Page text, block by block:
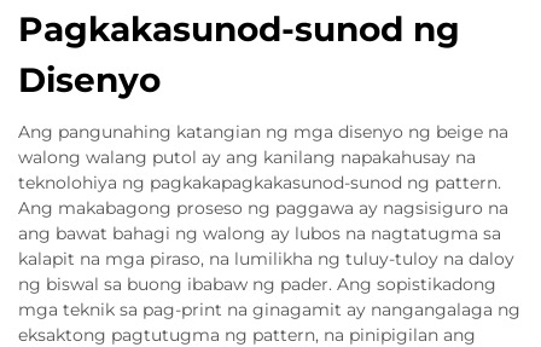
Pagkakasunod-sunod ng
Disenyo
Ang pangunahing katangian ng mga disenyo ng beige na
walong walang putol ay ang kanilang napakahusay na
teknolohiya ng pagkakapagkakasunod-sunod ng pattern.
Ang makabagong proseso ng paggawa ay nagsisiguro na
ang bawat bahagi ng walong ay lubos na nagtatugma sa
kalapit na mga piraso, na lumilikha ng tuluy-tuloy na daloy
ng biswal sa buong ibabaw ng pader. Ang sopistikadong
mga teknik sa pag-print na ginagamit ay nangangalaga ng
eksaktong pagtutugma ng pattern, na pinipigilan ang